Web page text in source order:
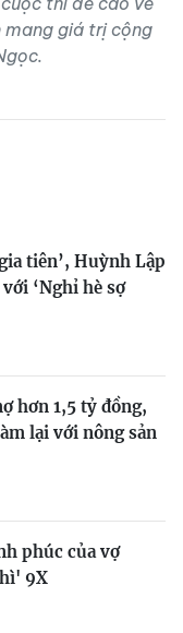
mang giá trị cộng
tiên’, Huỳnh Lập
‘Nghỉ hè sợ
hơn 1,5 tỷ đồng,
lại với nông sản
phúc của vợ
9X